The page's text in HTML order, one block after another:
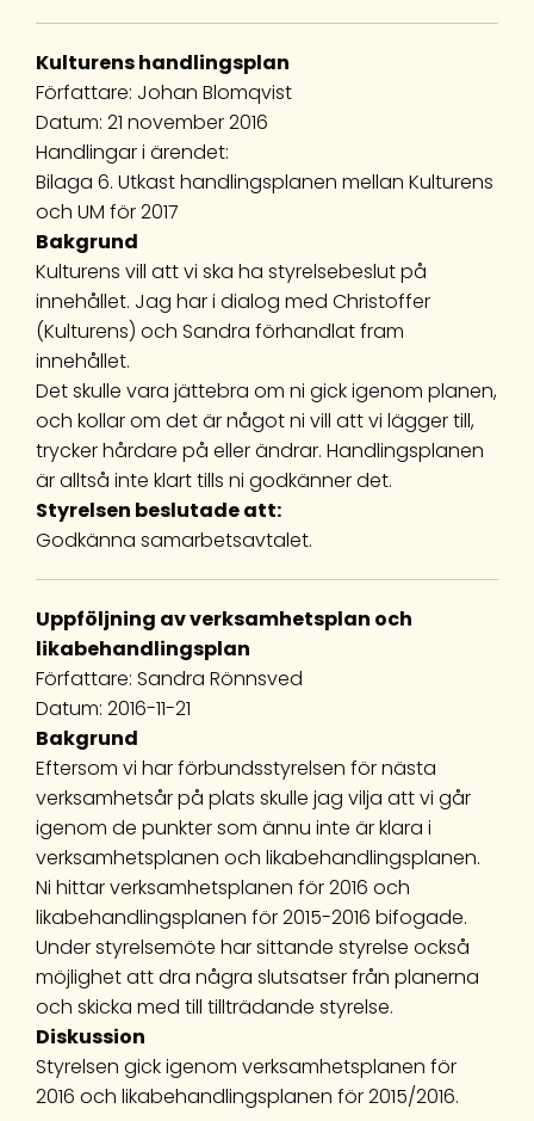
Kulturens handlingsplan
Författare: Johan Blomqvist
Datum: 21 november 2016
Handlingar i ärendet:
Bilaga 6. Utkast handlingsplanen mellan Kulturens
och UM för 2017
Bakgrund
Kulturens vill att vi ska ha styrelsebeslut på
innehållet. Jag har i dialog med Christoffer
(Kulturens) och Sandra förhandlat fram
innehållet.
Det skulle vara jättebra om ni gick igenom planen,
och kollar om det är något ni vill att vi lägger till,
trycker hårdare på eller ändrar. Handlingsplanen
är alltså inte klart tills ni godkänner det.
Styrelsen beslutade att:
Godkänna samarbetsavtalet.
Uppföljning av verksamhetsplan och
likabehandlingsplan
Författare: Sandra Rönnsved
Datum: 2016-11-21
Bakgrund
Eftersom vi har förbundsstyrelsen för nästa
verksamhetsår på plats skulle jag vilja att vi går
igenom de punkter som ännu inte är klara i
verksamhetsplanen och likabehandlingsplanen.
Ni hittar verksamhetsplanen för 2016 och
likabehandlingsplanen för 2015-2016 bifogade.
Under styrelsemöte har sittande styrelse också
möjlighet att dra några slutsatser från planerna
och skicka med till tillträdande styrelse.
Diskussion
Styrelsen gick igenom verksamhetsplanen för
2016 och likabehandlingsplanen för 2015/2016.